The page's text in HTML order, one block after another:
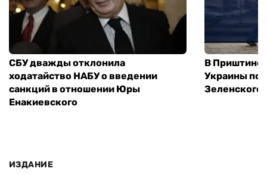
СБУ дважды отклонила
ходатайство НАБУ о введении
санкций в отношении Юры
Енакиевского
В Приштине
Украины
Зеленского
ИЗДАНИЕ